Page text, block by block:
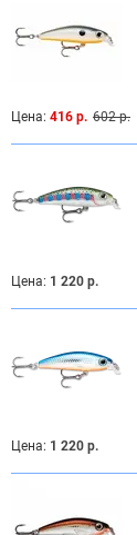
Цена: 416 р. 602 р.
Цена: 1 220 р.
Цена: 1 220 р.